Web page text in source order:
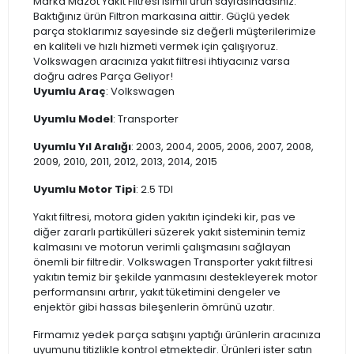
Baktığınız ürün Filtron markasına aittir. Güçlü yedek
parça stoklarımız sayesinde siz değerli müşterilerimize
en kaliteli ve hızlı hizmeti vermek için çalışıyoruz.
Volkswagen aracınıza yakıt filtresi ihtiyacınız varsa
doğru adres Parça Geliyor!
Uyumlu Araç: Volkswagen
Uyumlu Model: Transporter
Uyumlu Yıl Aralığı: 2003, 2004, 2005, 2006, 2007, 2008,
2009, 2010, 2011, 2012, 2013, 2014, 2015
Uyumlu Motor Tipi: 2.5 TDI
Yakıt filtresi, motora giden yakıtın içindeki kir, pas ve
diğer zararlı partikülleri süzerek yakıt sisteminin temiz
kalmasını ve motorun verimli çalışmasını sağlayan
önemli bir filtredir. Volkswagen Transporter yakıt filtresi
yakıtın temiz bir şekilde yanmasını destekleyerek motor
performansını artırır, yakıt tüketimini dengeler ve
enjektör gibi hassas bileşenlerin ömrünü uzatır.
Firmamız yedek parça satışını yaptığı ürünlerin aracınıza
uyumunu titizlikle kontrol etmektedir. Ürünleri ister satın